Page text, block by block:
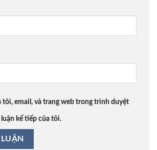
tôi, email, và trang web trong trình duyệt
kế tiếp của tôi.